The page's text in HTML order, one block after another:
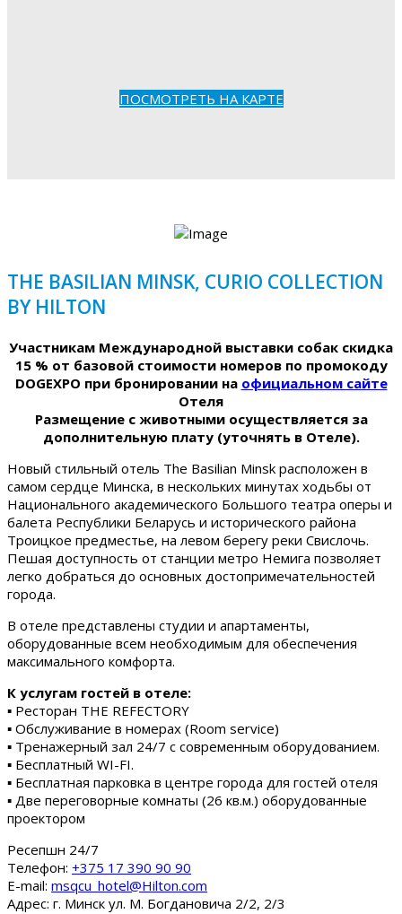
ПОСМОТРЕТЬ НА КАРТЕ
THE BASILIAN MINSK, CURIO COLLECTION
BY HILTON
Участникам Международной выставки собак скидка
15 % от базовой стоимости номеров по промокоду
DOGEXPO при бронировании на официальном сайте
Отеля
Размещение с животными осуществляется за
дополнительную плату (уточнять в Отеле).
Новый стильный отель The Basilian Minsk расположен в
самом сердце Минска, в нескольких минутах ходьбы от
Национального академического Большого театра оперы и
балета Республики Беларусь и исторического района
Троицкое предместье, на левом берегу реки Свислочь.
Пешая доступность от станции метро Немига позволяет
легко добраться до основных достопримечательностей
города.
В отеле представлены студии и апартаменты,
оборудованные всем необходимым для обеспечения
максимального комфорта.
К услугам гостей в отеле:
▪ Ресторан THE REFECTORY
▪ Обслуживание в номерах (Room service)
▪ Тренажерный зал 24/7 с современным оборудованием.
▪ Бесплатный WI-FI.
▪ Бесплатная парковка в центре города для гостей отеля
▪ Две переговорные комнаты (26 кв.м.) оборудованные
проектором
Ресепшн 24/7
Tелефон: +375 17 390 90 90
E-mail: msqcu_hotel@Hilton.com
Адрес: г. Минск ул. М. Богдановича 2/2, 2/3